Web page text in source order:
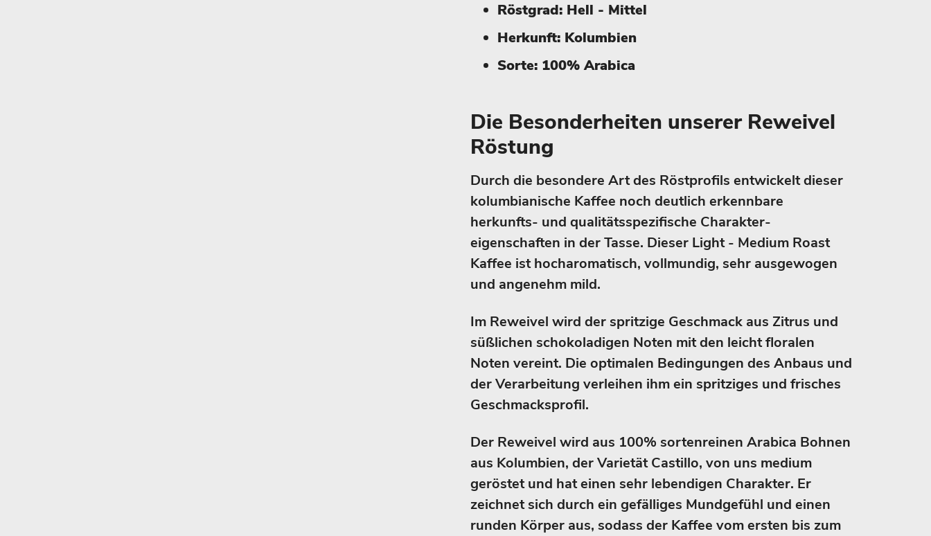
Röstgrad: Hell - Mittel
Herkunft: Kolumbien
Sorte: 100% Arabica
Die Besonderheiten unserer Reweivel
Röstung
Durch die besondere Art des Röstprofils entwickelt dieser
kolumbianische Kaffee noch deutlich erkennbare
herkunfts- und qualitätsspezifische Charakter­
eigenschaften in der Tasse. Dieser Light - Medium Roast
Kaffee ist hocharomatisch, vollmundig, sehr ausgewogen
und angenehm mild.
Im Reweivel wird der spritzige Geschmack aus Zitrus und
süßlichen schokoladigen Noten mit den leicht floralen
Noten vereint. Die optimalen Bedingungen des Anbaus und
der Verarbeitung verleihen ihm ein spritziges und frisches
Geschmacksprofil.
Der Reweivel wird aus 100% sortenreinen Arabica Bohnen
aus Kolumbien, der Varietät Castillo, von uns medium
geröstet und hat einen sehr lebendigen Charakter. Er
zeichnet sich durch ein gefälliges Mundgefühl und einen
runden Körper aus, sodass der Kaffee vom ersten bis zum